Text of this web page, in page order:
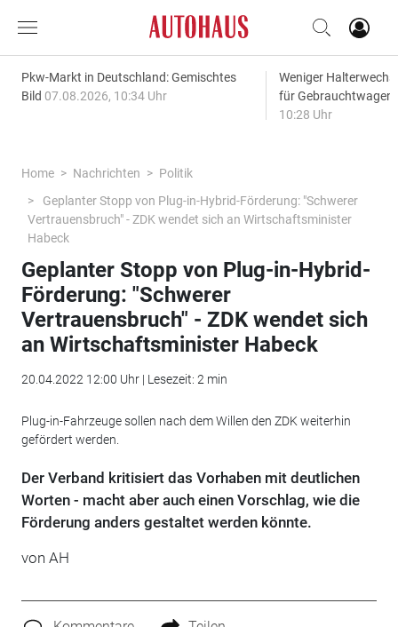
Pkw-Markt in Deutschland: Gemischtes
Bild 07.08.2026, 10:34 Uhr
Weniger
für
10:28 Uhr
Home Nachrichten
Politik
Geplanter Stopp von Plug-in-Hybrid-Förderung: "Schwerer
Vertrauensbruch" - ZDK wendet sich an Wirtschaftsminister
Habeck
Geplanter Stopp von Plug-in-Hybrid-
Förderung: "Schwerer
Vertrauensbruch" - ZDK wendet sich
an Wirtschaftsminister Habeck
20.04.2022 12:00 Uhr | Lesezeit: 2 min
Plug-in-Fahrzeuge sollen nach dem Willen den ZDK weiterhin
gefördert werden.
Der Verband kritisiert das Vorhaben mit deutlichen
Worten - macht aber auch einen Vorschlag, wie die
Förderung anders gestaltet werden könnte.
von AH